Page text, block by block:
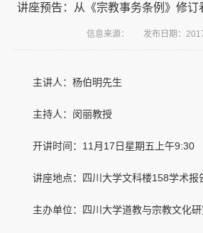
讲座预告：从《宗教事务条例》修订
信息来源： 发布日期：
主讲人：杨伯明先生
主持人：闵丽教授
开讲时间：11月17日星期五上午9:30
讲座地点：四川大学文科楼158学术报
主办单位：四川大学道教与宗教文化